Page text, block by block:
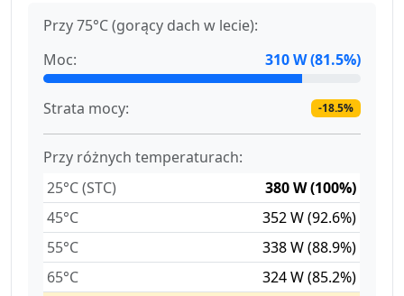
Przy 75°C (gorący dach w lecie):
Moc:
310 W (81.5%)
Strata mocy: -18.5%
Przy różnych temperaturach:
25°C (STC)
380 W (100%)
45°C
352 W (92.6%)
55°C
338 W (88.9%)
65°C
324 W (85.2%)